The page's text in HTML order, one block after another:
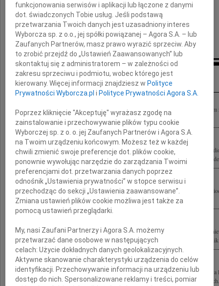
składamy serdeczne wyrazy współczucia
Dyrekcja i pracownicy Szpitala Wolskiego
Inne kondolencje
"Tylko życie poświęcone innym warte jest przeżycia". Z głębokim żalem i
naszego teatru profesora Zbigniewa Religę Rodzinie Zmarłego składamy wyrazy...
Z głębokim żalem żegnamy prof. dr. hab. n. med. Zbigniewa Religę wybitnego
latach 2005-2007, Senatora i Posła na Sejm RP, Człowieka wybitnego, oddanego
Z wielkim żalem i smutkiem żegnamy profesora Zbigniewa Religę wybitnego
Panie Profesorze, dziękujemy za mądrość, dobroć, spokój i pasję, którą...
Bardzo poruszeni żegnamy powszechnie szanowanego Człowieka profesora
współczujemy Małżonce dr Annie Wajszczuk-Relidze oraz całej Rodzinie
Z wielkim smutkiem żegnamy zmarłego w dniu 8 marca 2009 roku prof. Zbigniewa
Polskiego Komitetu Paraolimpijskiego i przyjaciela sportowców
funkcjonowania serwisów i aplikacji lub łączone z danymi
dot. świadczonych Tobie usług. Jeśli podstawą
przetwarzania Twoich danych jest uzasadniony interes
Wyborcza sp. z o.o., jej spółki powiązanej – Agora S.A. – lub
Zaufanych Partnerów, masz prawo wyrazić sprzeciw. Aby
to zrobić przejdź do „Ustawień Zaawansowanych” lub
skontaktuj się z administratorem – w zależności od
zakresu sprzeciwu i podmiotu, wobec którego jest
kierowany. Więcej informacji znajdziesz w Polityce
Prywatności Wyborcza.pl i Polityce Prywatności Agora S.A.
Poprzez kliknięcie "Akceptuję" wyrażasz zgodę na
zainstalowanie i przechowywanie plików typu cookie
Wyborczej sp. z o. o. jej Zaufanych Partnerów i Agora S.A.
na Twoim urządzeniu końcowym. Możesz też w każdej
chwili zmienić swoje preferencje dot. plików cookie,
ponownie wywołując narzędzie do zarządzania Twoimi
preferencjami dot. przetwarzania danych poprzez
odnośnik „Ustawienia prywatności” w stopce serwisu i
przechodząc do sekcji „Ustawienia zaawansowane”.
Zmiana ustawień plików cookie możliwa jest także za
pomocą ustawień przeglądarki.
My, nasi Zaufani Partnerzy i Agora S.A. możemy
przetwarzać dane osobowe w następujących
celach:Użycie dokładnych danych geolokalizacyjnych.
Aktywne skanowanie charakterystyki urządzenia do celów
identyfikacji. Przechowywanie informacji na urządzeniu lub
dostęp do nich. Spersonalizowane reklamy i treści, pomiar